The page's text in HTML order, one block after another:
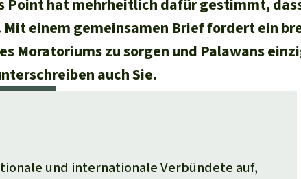
Point hat mehrheitlich dafür gestimmt,
einem gemeinsamen Brief fordert ein
Moratoriums zu sorgen und Palawans
auch Sie.
und internationale Verbündete auf,